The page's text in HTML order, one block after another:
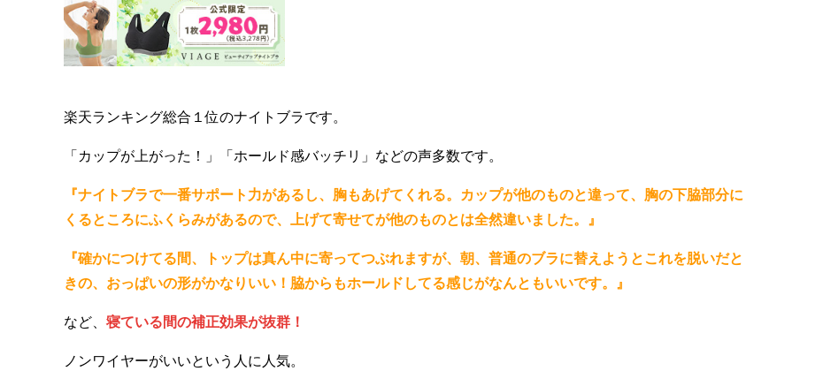
楽天ランキング総合１位のナイトブラです。
「カップが上がった！」「ホールド感バッチリ」などの声多数です。
『ナイトブラで一番サポート力があるし、胸もあげてくれる。カップが他のものと違って、胸の下脇部分に
くるところにふくらみがあるので、上げて寄せてが他のものとは全然違いました。』
『確かにつけてる間、トップは真ん中に寄ってつぶれますが、朝、普通のブラに替えようとこれを脱いだと
きの、おっぱいの形がかなりいい！脇からもホールドしてる感じがなんともいいです。』
など、 寝ている間の補正効果が抜群！
ノンワイヤーがいいという人に人気。